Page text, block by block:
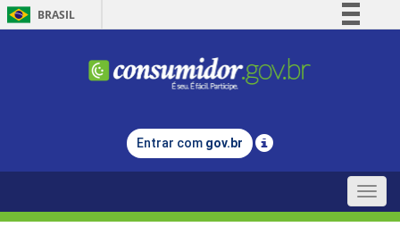
BRASIL
Comunica BR
Legislação
Entrar com gov.br
Toggle